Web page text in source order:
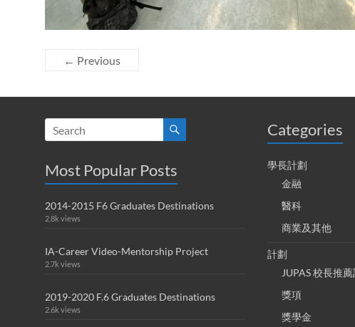
← Previous
Most Popular Posts
2014-2015 F6 Graduates Destinations
2.8k views
IA-Career Video-Mentorship Project
2.7k views
2019-2020 F.6 Graduates Destinations
2.6k views
Categories
學長計劃
金融
醫科
商業及其他
計劃
JUPAS 校長推
獎項
獎學金